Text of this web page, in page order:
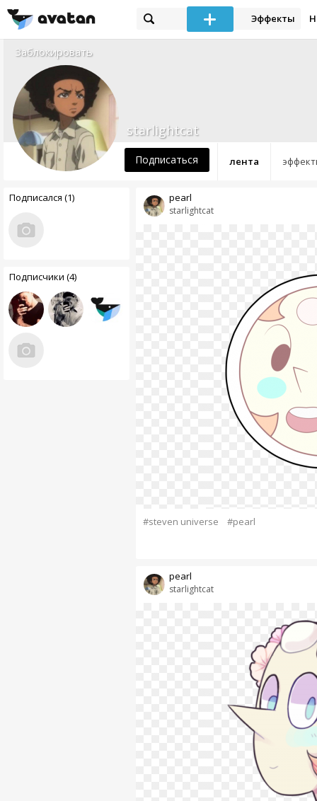
Эффекты
Заблокировать
лента
starlightcat
Подписаться
Подписался (1)
Подписчики (4)
starlightcat
pearl
#steven universe #pearl
starlightcat
pearl